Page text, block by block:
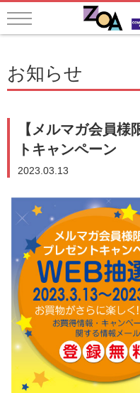
お知らせ
【メルマガ会員
トキャンペーン
2023.03.13